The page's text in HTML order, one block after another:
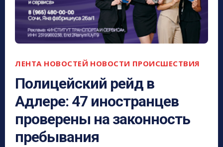
ЛЕНТА НОВОСТЕЙ НОВОСТИ ПРОИСШЕСТВИЯ
Полицейский рейд в
Адлере: 47 иностранцев
проверены на законность
пребывания